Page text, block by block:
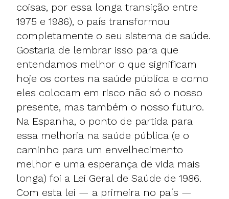
coisas, por essa longa transição entre
1975 e 1986), o país transformou
completamente o seu sistema de saúde.
Gostaria de lembrar isso para que
entendamos melhor o que significam
hoje os cortes na saúde pública e como
eles colocam em risco não só o nosso
presente, mas também o nosso futuro.
Na Espanha, o ponto de partida para
essa melhoria na saúde pública (e o
caminho para um envelhecimento
melhor e uma esperança de vida mais
longa) foi a Lei Geral de Saúde de 1986.
Com esta lei — a primeira no país —